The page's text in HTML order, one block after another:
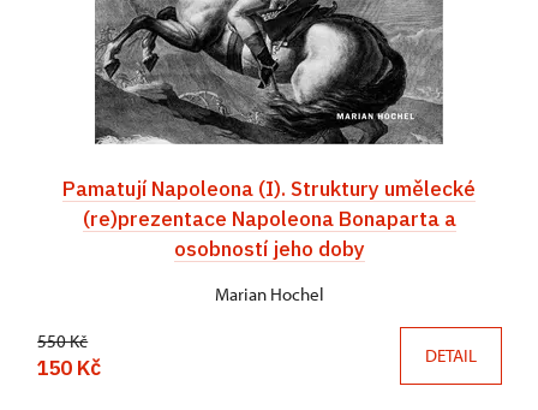
Pamatují Napoleona (I). Struktury umělecké
(re)prezentace Napoleona Bonaparta a
osobností jeho doby
Marian Hochel
550 Kč
150 Kč DETAIL